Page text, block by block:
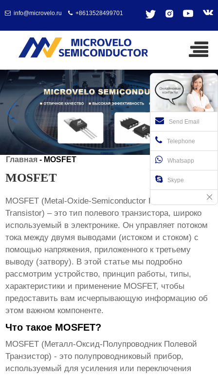
info@microvelo.ru +8613528499701
Главная - MOSFET
MOSFET
MOSFET (Metal-Oxide-Semiconductor Field-Effect
Transistor) – это тип полевого транзистора, широко
используемый в электронике. Он управляет потоком
тока между двумя выводами (истоком и стоком) с
помощью напряжения, приложенного к третьему
выводу (затвору). В этой статье мы подробно
рассмотрим устройство, принцип работы, типы,
характеристики и применение MOSFET, чтобы
предоставить вам исчерпывающую информацию об
этом важном компоненте.
Что такое MOSFET?
MOSFET (Металл-Оксид-Полупроводник Полевой
Транзистор) - это полупроводниковый прибор,
используемый для усиления или переключения
Send Email
Telephone
Whatsapp
Skype